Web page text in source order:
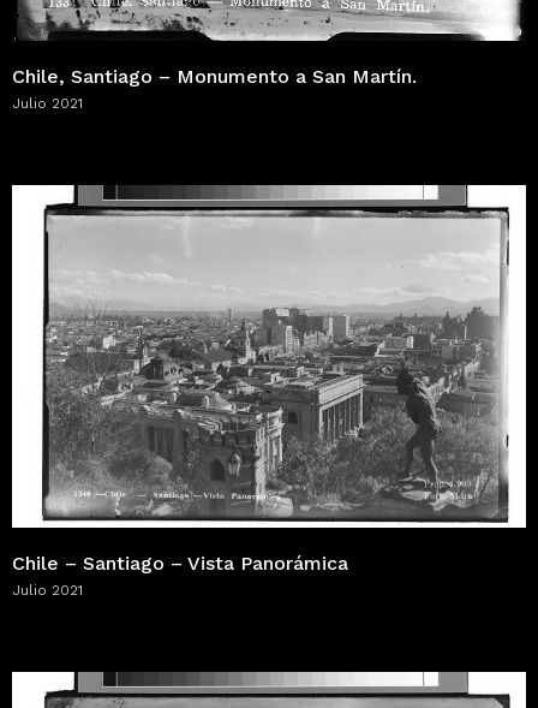
Chile, Santiago – Monumento a San Martín.
Julio 2021
Chile – Santiago – Vista Panorámica
Julio 2021